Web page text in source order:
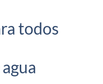
todos